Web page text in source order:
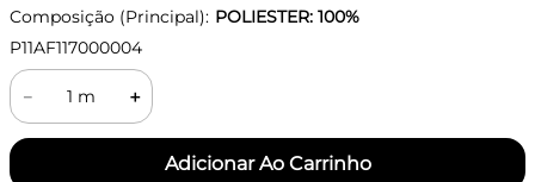
Composição (Principal): POLIESTER: 100%
P11AF117000004
＋
－